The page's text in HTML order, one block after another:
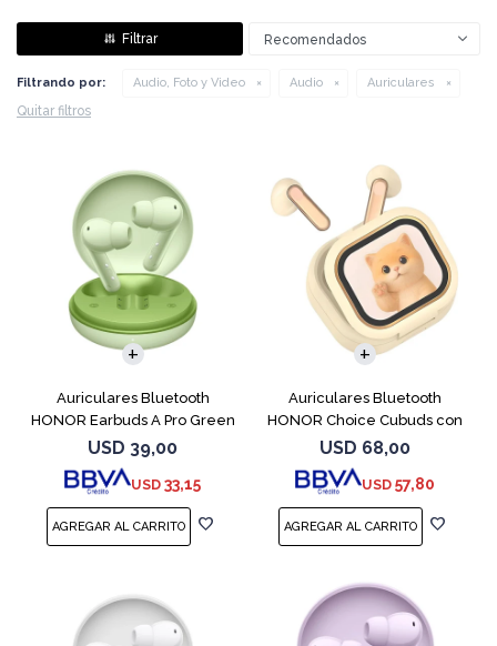
Recomendados
Filtrando por: Audio, Foto y Video Audio Auriculares
Quitar filtros
Auriculares Bluetooth
HONOR Earbuds A Pro Green
USD 39,00
USD 33,15
Auriculares Bluetooth
HONOR Choice Cubuds con
Pantalla Beige
USD 68,00
USD 57,80